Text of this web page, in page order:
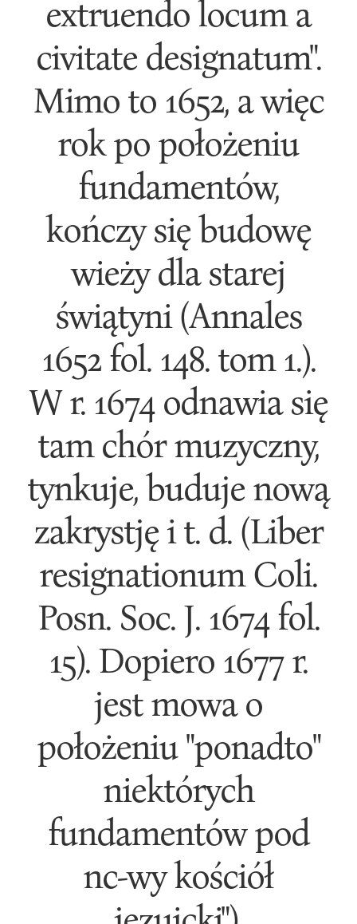
extruendo locum a
civitate designatum".
Mimo to 1652, a więc
rok po położeniu
fundamentów,
kończy się budowę
wieży dla starej
świątyni (Annales
1652 fol. 148. tom 1.).
W r. 1674 odnawia się
tam chór muzyczny,
tynkuje, buduje nową
zakrystję i t. d. (Liber
resignationum Coli.
Posn. Soc. J. 1674 fol.
15). Dopiero 1677 r.
jest mowa o
położeniu "ponadto"
niektórych
fundamentów pod
nc-wy kościół